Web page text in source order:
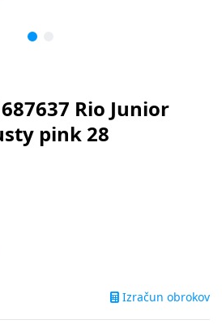
Rio Junior
pink 28
Izračun obrokov